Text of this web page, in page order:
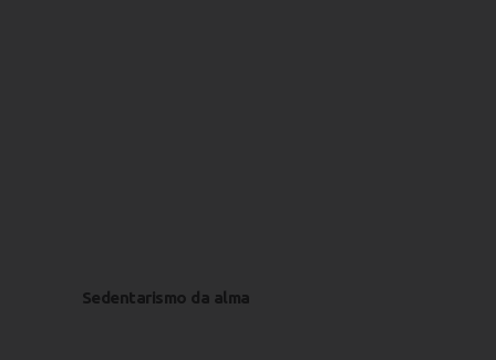
Sedentarismo da alma